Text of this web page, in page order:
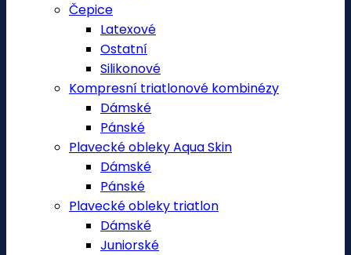
Čepice
Latexové
Ostatní
Silikonové
Kompresní triatlonové kombinézy
Dámské
Pánské
Plavecké obleky Aqua Skin
Dámské
Pánské
Plavecké obleky triatlon
Dámské
Juniorské